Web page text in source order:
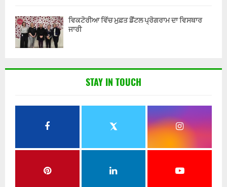
ਵਿਕਟੋਰੀਆ ਵਿੱਚ ਮੁਫ਼ਤ ਡੈਂਟਲ ਪ੍ਰੋਗਰਾਮ ਦਾ ਵਿਸਥਾਰ
ਜਾਰੀ
STAY IN TOUCH